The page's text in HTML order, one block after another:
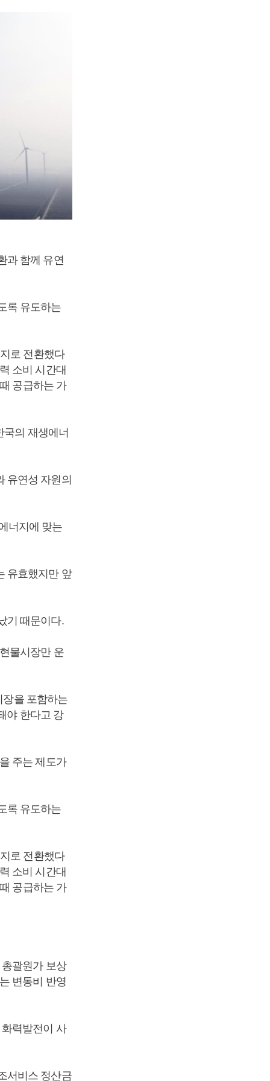
과 함께 유연
록 유도하는
로 전환했다
소비 시간대
공급하는 가
국의 재생에너
유연성 자원의
너지에 맞는
유효했지만 앞
기 때문이다.
물시장만 운
장을 포함하는
야 한다고 강
주는 제도가
록 유도하는
로 전환했다
소비 시간대
공급하는 가
괄원가 보상
변동비 반영
력발전이 사
서비스 정산금